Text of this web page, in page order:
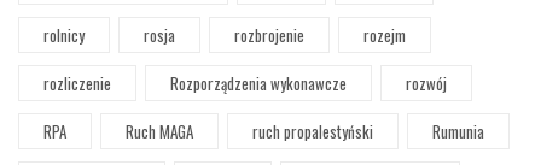
rolnicy
rosja rozbrojenie
rozejm
rozliczenie
Rozporządzenia wykonawcze
rozwój
RPA
Ruch MAGA ruch propalestyński
Rumunia